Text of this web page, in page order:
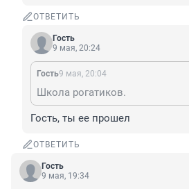
ОТВЕТИТЬ
Гость
9 мая, 20:24
Гость9 мая, 20:04
Школа рогатиков.
Гость, ты ее прошел
ОТВЕТИТЬ
Гость
9 мая, 19:34